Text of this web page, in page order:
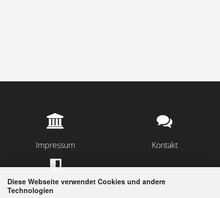
Diese Webseite verwendet Cookies und andere
Technologien
Impressum Kontakt
Privatsphäre
und